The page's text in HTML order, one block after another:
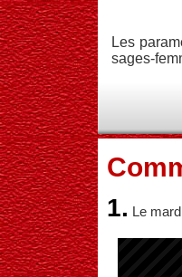
Les
sages-
1. Le